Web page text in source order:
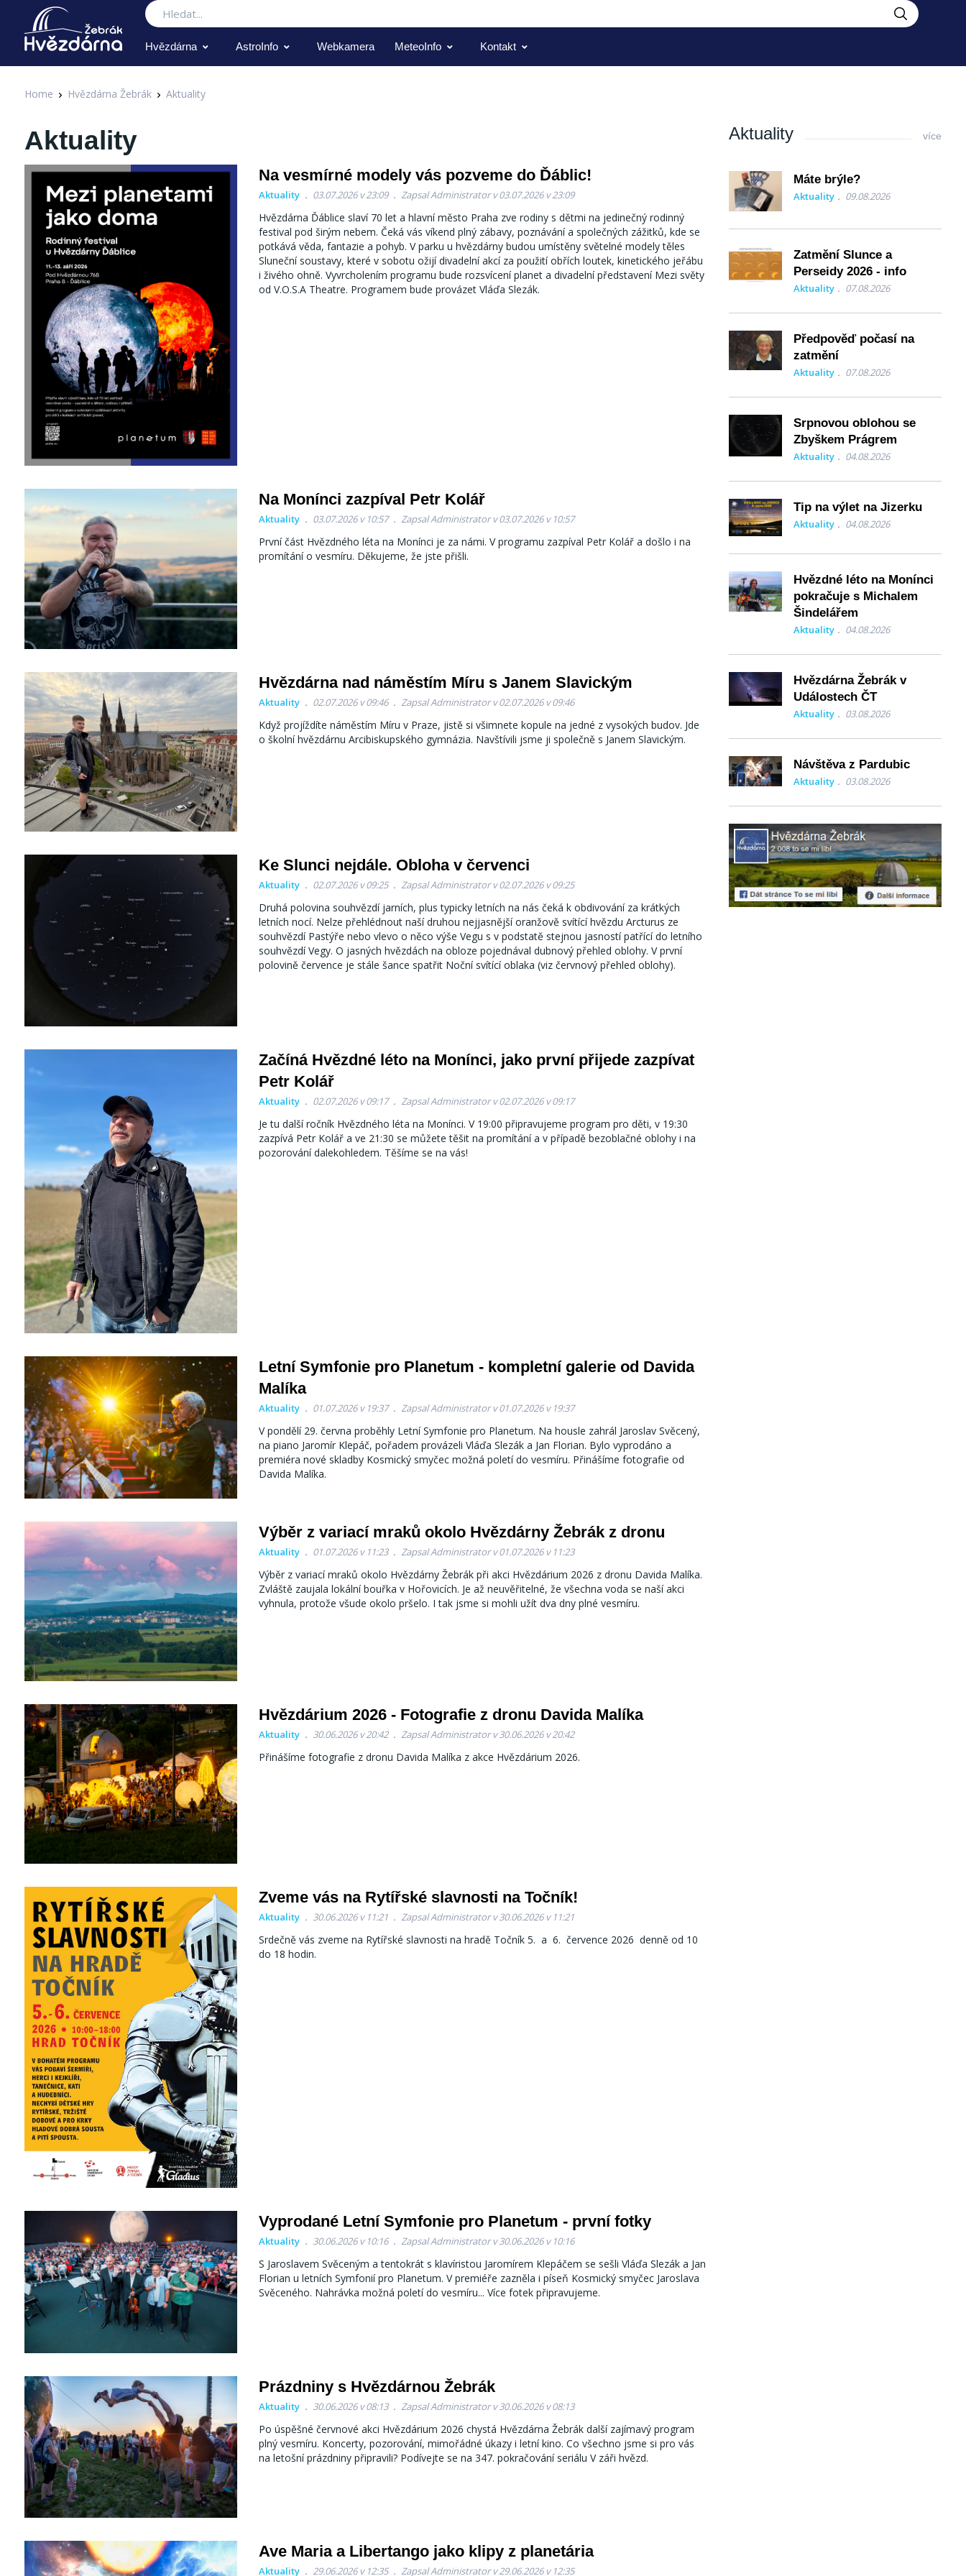
Hledat
Hvězdárna AstroInfo Webkamera MeteoInfo Kontakt
Home Hvězdárna Žebrák Aktuality
Aktuality
Na vesmírné modely vás pozveme do Ďáblic!
Aktuality 03.07.2026 v 23:09 Zapsal Administrator v 03.07.2026 v 23:09
Hvězdárna Ďáblice slaví 70 let a hlavní město Praha zve rodiny s dětmi na jedinečný rodinný
festival pod širým nebem. Čeká vás víkend plný zábavy, poznávání a společných zážitků, kde se
potkává věda, fantazie a pohyb. V parku u hvězdárny budou umístěny světelné modely těles
Sluneční soustavy, které v sobotu ožijí divadelní akcí za použití obřích loutek, kinetického jeřábu
i živého ohně. Vyvrcholením programu bude rozsvícení planet a divadelní představení Mezi světy
od V.O.S.A Theatre. Programem bude provázet Vláďa Slezák.
Na Monínci zazpíval Petr Kolář
Aktuality 03.07.2026 v 10:57 Zapsal Administrator v 03.07.2026 v 10:57
První část Hvězdného léta na Monínci je za námi. V programu zazpíval Petr Kolář a došlo i na
promítání o vesmíru. Děkujeme, že jste přišli.
Hvězdárna nad náměstím Míru s Janem Slavickým
Aktuality 02.07.2026 v 09:46 Zapsal Administrator v 02.07.2026 v 09:46
Když projíždíte náměstím Míru v Praze, jistě si všimnete kopule na jedné z vysokých budov. Jde
o školní hvězdárnu Arcibiskupského gymnázia. Navštívili jsme ji společně s Janem Slavickým.
Ke Slunci nejdále. Obloha v červenci
Aktuality 02.07.2026 v 09:25 Zapsal Administrator v 02.07.2026 v 09:25
Druhá polovina souhvězdí jarních, plus typicky letních na nás čeká k obdivování za krátkých
letních nocí. Nelze přehlédnout naší druhou nejjasnější oranžově svítící hvězdu Arcturus ze
souhvězdí Pastýře nebo vlevo o něco výše Vegu s v podstatě stejnou jasností patřící do letního
souhvězdí Vegy. O jasných hvězdách na obloze pojednával dubnový přehled oblohy. V první
polovině července je stále šance spatřit Noční svítící oblaka (viz červnový přehled oblohy).
Začíná Hvězdné léto na Monínci, jako první přijede zazpívat
Petr Kolář
Aktuality 02.07.2026 v 09:17 Zapsal Administrator v 02.07.2026 v 09:17
Je tu další ročník Hvězdného léta na Monínci. V 19:00 připravujeme program pro děti, v 19:30
zazpívá Petr Kolář a ve 21:30 se můžete těšit na promítání a v případě bezoblačné oblohy i na
pozorování dalekohledem. Těšíme se na vás!
Letní Symfonie pro Planetum - kompletní galerie od Davida
Malíka
Aktuality 01.07.2026 v 19:37 Zapsal Administrator v 01.07.2026 v 19:37
V pondělí 29. června proběhly Letní Symfonie pro Planetum. Na housle zahrál Jaroslav Svěcený,
na piano Jaromír Klepáč, pořadem provázeli Vláďa Slezák a Jan Florian. Bylo vyprodáno a
premiéra nové skladby Kosmický smyčec možná poletí do vesmíru. Přinášíme fotografie od
Davida Malíka.
Výběr z variací mraků okolo Hvězdárny Žebrák z dronu
Aktuality 01.07.2026 v 11:23 Zapsal Administrator v 01.07.2026 v 11:23
Výběr z variací mraků okolo Hvězdárny Žebrák při akci Hvězdárium 2026 z dronu Davida Malíka.
Zvláště zaujala lokální bouřka v Hořovicích. Je až neuvěřitelné, že všechna voda se naší akci
vyhnula, protože všude okolo pršelo. I tak jsme si mohli užít dva dny plné vesmíru.
Hvězdárium 2026 - Fotografie z dronu Davida Malíka
Aktuality 30.06.2026 v 20:42 Zapsal Administrator v 30.06.2026 v 20:42
Přinášíme fotografie z dronu Davida Malíka z akce Hvězdárium 2026.
Zveme vás na Rytířské slavnosti na Točník!
Aktuality 30.06.2026 v 11:21 Zapsal Administrator v 30.06.2026 v 11:21
Srdečně vás zveme na Rytířské slavnosti na hradě Točník 5. a 6. července 2026 denně od 10
do 18 hodin.
Vyprodané Letní Symfonie pro Planetum - první fotky
Aktuality 30.06.2026 v 10:16 Zapsal Administrator v 30.06.2026 v 10:16
S Jaroslavem Svěceným a tentokrát s klavíristou Jaromírem Klepáčem se sešli Vláďa Slezák a Jan
Florian u letních Symfonií pro Planetum. V premiéře zazněla i píseň Kosmický smyčec Jaroslava
Svěceného. Nahrávka možná poletí do vesmíru... Více fotek připravujeme.
Prázdniny s Hvězdárnou Žebrák
Aktuality 30.06.2026 v 08:13 Zapsal Administrator v 30.06.2026 v 08:13
Po úspěšné červnové akci Hvězdárium 2026 chystá Hvězdárna Žebrák další zajímavý program
plný vesmíru. Koncerty, pozorování, mimořádné úkazy i letní kino. Co všechno jsme si pro vás
na letošní prázdniny připravili? Podívejte se na 347. pokračování seriálu V záři hvězd.
Ave Maria a Libertango jako klipy z planetária
Aktuality 29.06.2026 v 12:35 Zapsal Administrator v 29.06.2026 v 12:35
Aktuality více
Máte brýle?
Aktuality 09.08.2026
Zatmění Slunce a
Perseidy 2026 - info
Aktuality 07.08.2026
Předpověď počasí na
zatmění
Aktuality 07.08.2026
Srpnovou oblohou se
Zbyškem Prágrem
Aktuality 04.08.2026
Tip na výlet na Jizerku
Aktuality 04.08.2026
Hvězdné léto na Monínci
pokračuje s Michalem
Šindelářem
Aktuality 04.08.2026
Hvězdárna Žebrák v
Událostech ČT
Aktuality 03.08.2026
Návštěva z Pardubic
Aktuality 03.08.2026